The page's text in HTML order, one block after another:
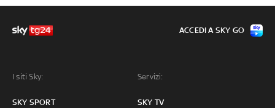
I siti Sky:
SKY SPORT
Servizi:
SKY TV
ACCEDI A SKY GO